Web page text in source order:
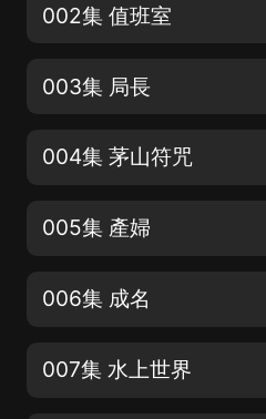
002集 值班室
003集 局長
004集 茅山符咒
005集 產婦
006集 成名
007集 水上世界